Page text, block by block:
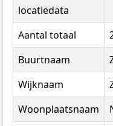
locatiedata
Aantal totaal
Buurtnaam
Wijknaam
Woonplaatsnaam